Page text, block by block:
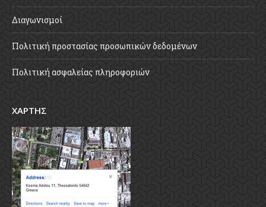
Διαγωνισμοί
Πολιτική προστασίας προσωπικών δεδομένων
Πολιτική ασφαλείας πληροφοριών
ΧΑΡΤΗΣ